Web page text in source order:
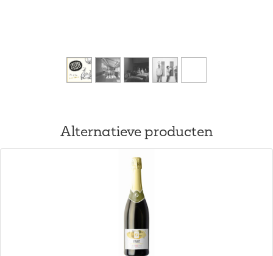
Alternatieve producten